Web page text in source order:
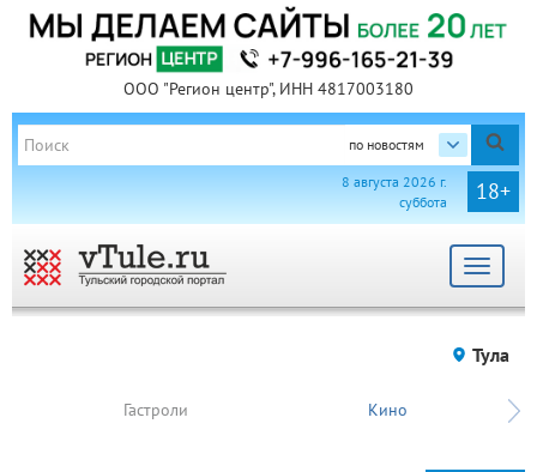
ООО "Регион центр", ИНН 4817003180
по новостям
18+
8 августа 2026 г.
суббота
Toggle
Тула
Гастроли Кино